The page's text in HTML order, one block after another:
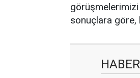
sonuçlara göre,